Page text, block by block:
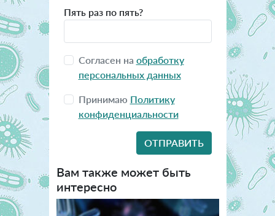
Пять раз по пять?
Согласен на обработку
персональных данных
Принимаю Политику
конфиденциальности
Вам также может быть
интересно